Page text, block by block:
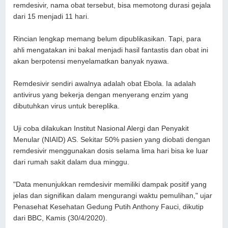
remdesivir, nama obat tersebut, bisa memotong durasi gejala
dari 15 menjadi 11 hari.
Rincian lengkap memang belum dipublikasikan. Tapi, para
ahli mengatakan ini bakal menjadi hasil fantastis dan obat ini
akan berpotensi menyelamatkan banyak nyawa.
Remdesivir sendiri awalnya adalah obat Ebola. Ia adalah
antivirus yang bekerja dengan menyerang enzim yang
dibutuhkan virus untuk bereplika.
Uji coba dilakukan Institut Nasional Alergi dan Penyakit
Menular (NIAID) AS. Sekitar 50% pasien yang diobati dengan
remdesivir menggunakan dosis selama lima hari bisa ke luar
dari rumah sakit dalam dua minggu.
"Data menunjukkan remdesivir memiliki dampak positif yang
jelas dan signifikan dalam mengurangi waktu pemulihan," ujar
Penasehat Kesehatan Gedung Putih Anthony Fauci, dikutip
dari BBC, Kamis (30/4/2020).